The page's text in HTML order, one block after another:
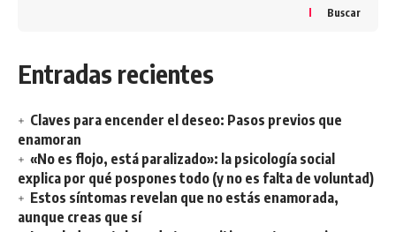
Buscar
Entradas recientes
Claves para encender el deseo: Pasos previos que
enamoran
«No es flojo, está paralizado»: la psicología social
explica por qué pospones todo (y no es falta de voluntad)
Estos síntomas revelan que no estás enamorada,
aunque creas que sí